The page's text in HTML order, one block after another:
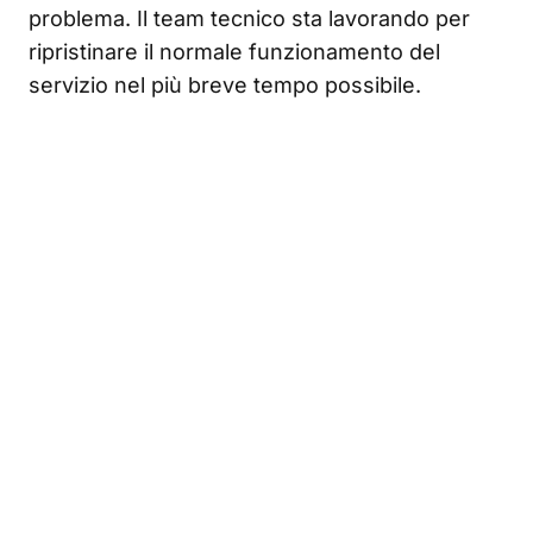
problema. Il team tecnico sta lavorando per
ripristinare il normale funzionamento del
servizio nel più breve tempo possibile.